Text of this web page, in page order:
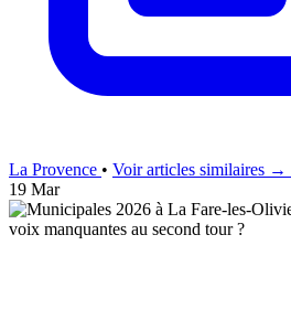
La Provence • Voir articles similaires →
19 Mar